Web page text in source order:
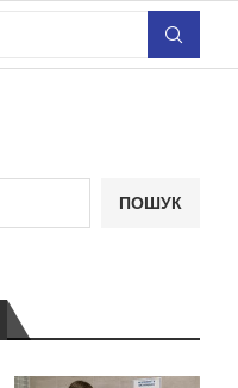
ПОШУК